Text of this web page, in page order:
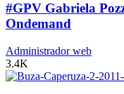
#GPV Gabriela
Ondemand
Administrador web
3.4K